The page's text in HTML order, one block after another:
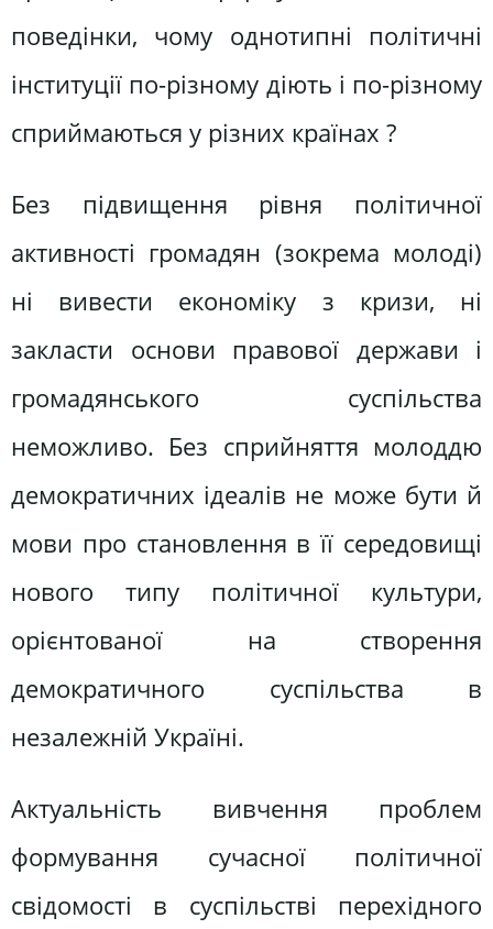
поведінки, чому однотипні політичні
інституції по-різному діють і по-різному
сприймаються у різних країнах ?
Без підвищення рівня політичної
активності громадян (зокрема молоді)
ні вивести економіку з кризи, ні
закласти основи правової держави і
громадянського суспільства
неможливо. Без сприйняття молоддю
демократичних ідеалів не може бути й
мови про становлення в її середовищі
нового типу політичної культури,
орієнтованої на створення
демократичного суспільства в
незалежній Україні.
Актуальність вивчення проблем
формування сучасної політичної
свідомості в суспільстві перехідного